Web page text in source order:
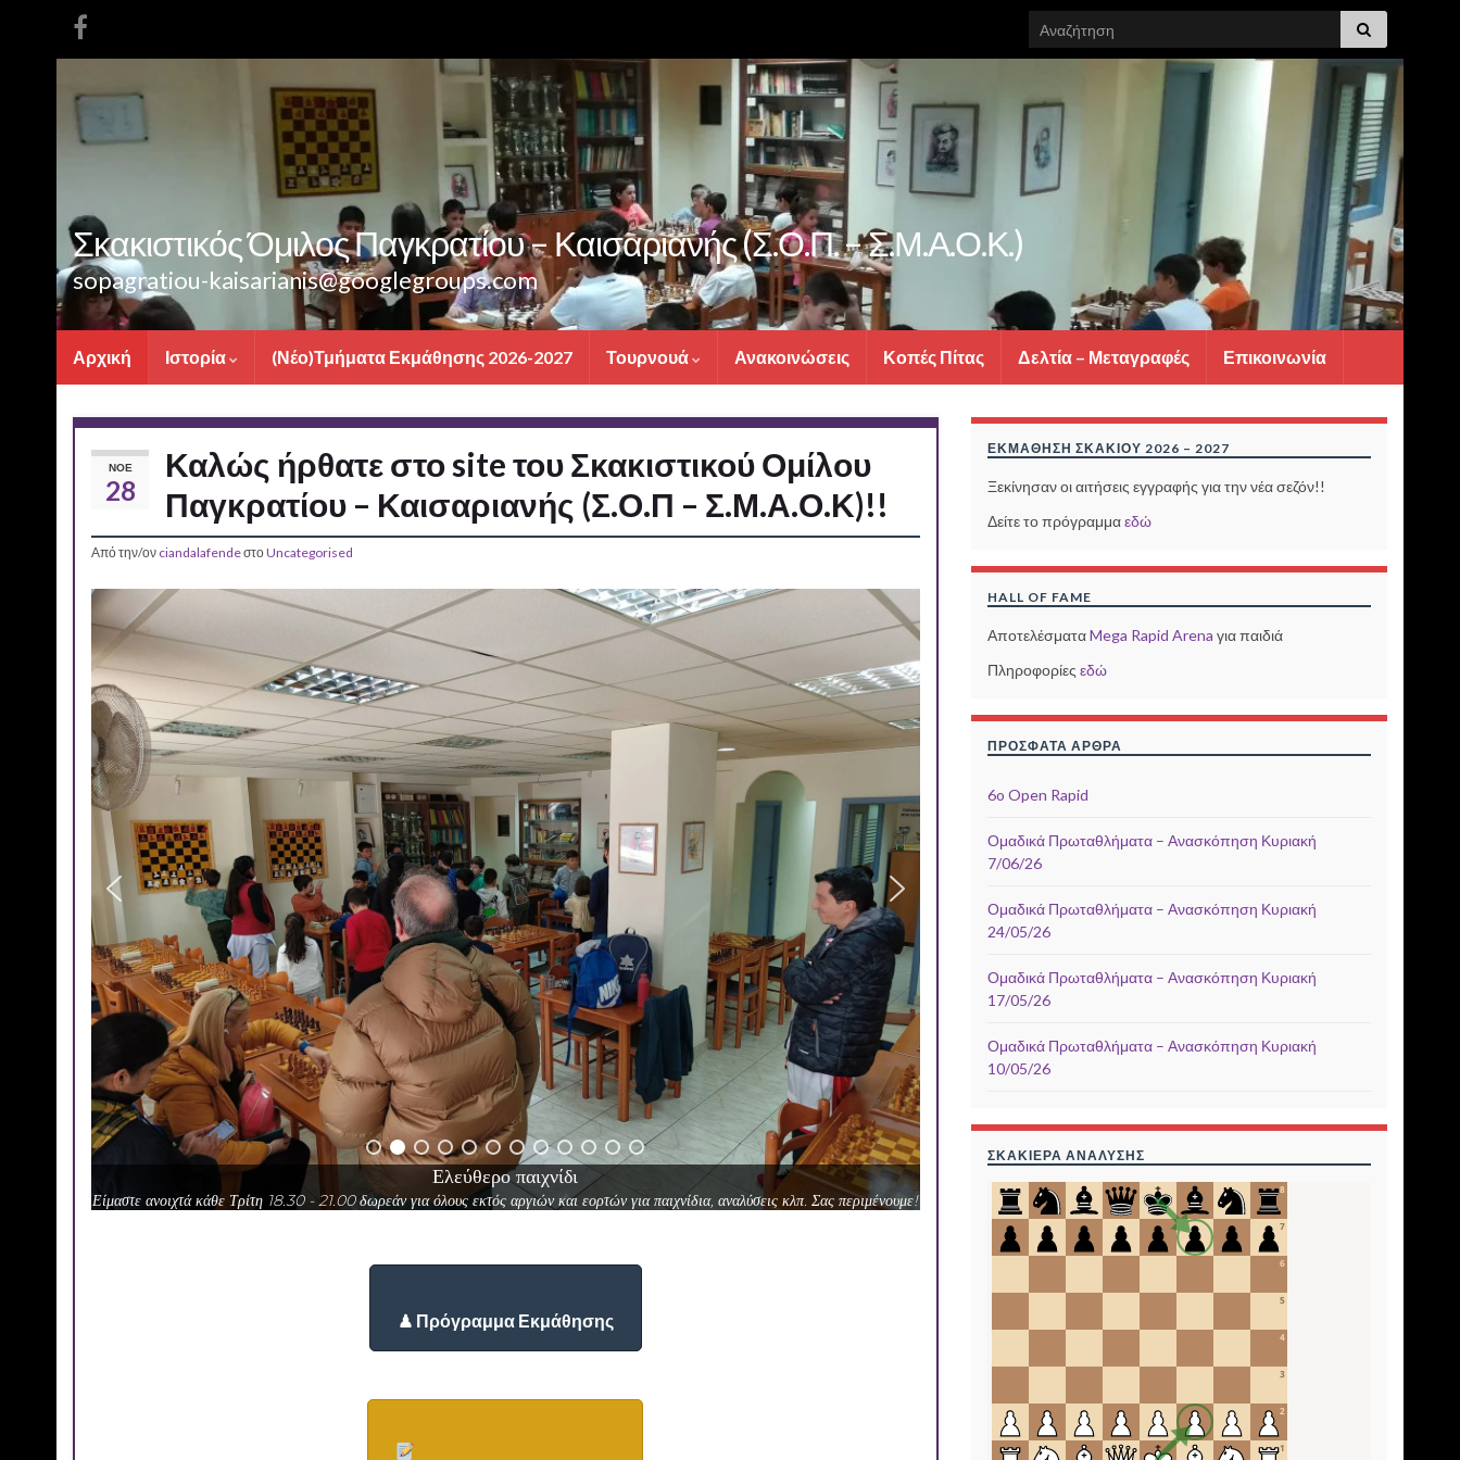
Search for:
Σκακιστικός Όμιλος Παγκρατίου – Καισαριανής (Σ.Ο.Π. – Σ.Μ.Α.Ο.Κ.)
sopagratiou-kaisarianis@googlegroups.com
Αρχική Ιστορία (Νέο)Τμήματα Εκμάθησης 2026-2027 Τουρνουά Ανακοινώσεις Κοπές Πίτας Δελτία – Μεταγραφές Επικοινωνία
ΝΟΈ
28
Καλώς ήρθατε στο site του Σκακιστικού Ομίλου
Παγκρατίου – Καισαριανής (Σ.Ο.Π – Σ.Μ.Α.Ο.Κ)!!
Από την/ον ciandalafendeστοUncategorised
Ελεύθερο παιχνίδι
Είμαστε ανοιχτά κάθε Τρίτη 18.30 - 21.00 δωρεάν για όλους εκτός αργιών και εορτών για παιχνίδια, αναλύσεις κλπ. Σας περιμένουμε!
♟ Πρόγραμμα Εκμάθησης
ΕΚΜΆΘΗΣΗ ΣΚΑΚΙΟΎ 2026 – 2027
Ξεκίνησαν οι αιτήσεις εγγραφής για την νέα σεζόν!!
Δείτε το πρόγραμμαεδώ
HALL OF FAME
ΑποτελέσματαMega Rapid Arena για παιδιά
Πληροφορίες εδώ
ΠΡΌΣΦΑΤΑ ΆΡΘΡΑ
6o Open Rapid
Ομαδικά Πρωταθλήματα – Ανασκόπηση Κυριακή
7/06/26
Ομαδικά Πρωταθλήματα – Ανασκόπηση Κυριακή
24/05/26
Ομαδικά Πρωταθλήματα – Ανασκόπηση Κυριακή
17/05/26
Ομαδικά Πρωταθλήματα – Ανασκόπηση Κυριακή
10/05/26
ΣΚΑΚΙΈΡΑ ΑΝΆΛΥΣΗΣ